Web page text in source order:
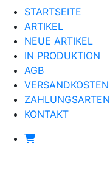
STARTSEITE
ARTIKEL
NEUE ARTIKEL
IN PRODUKTION
AGB
VERSANDKOSTEN
ZAHLUNGSARTEN
KONTAKT